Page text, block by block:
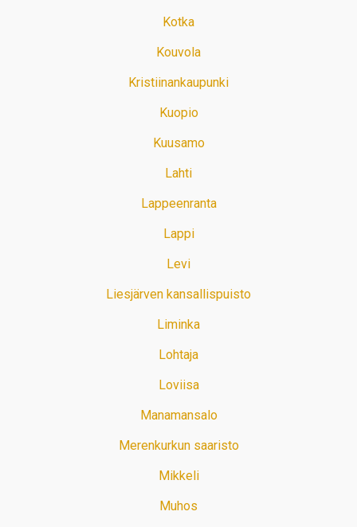
Kotka
Kouvola
Kristiinankaupunki
Kuopio
Kuusamo
Lahti
Lappeenranta
Lappi
Levi
Liesjärven kansallispuisto
Liminka
Lohtaja
Loviisa
Manamansalo
Merenkurkun saaristo
Mikkeli
Muhos